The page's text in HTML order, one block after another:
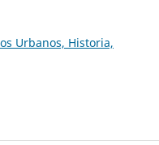
Urbanos, Historia,